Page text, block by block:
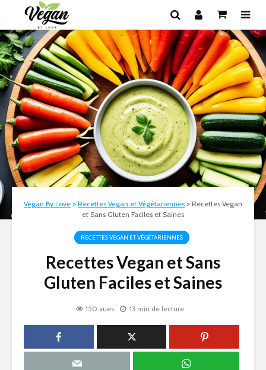
Végan By Love > Recettes Vegan et Végétariennes > Recettes Vegan
et Sans Gluten Faciles et Saines
RECETTES VEGAN ET VÉGÉTARIENNES
Recettes Vegan et Sans
Gluten Faciles et Saines
150 vues 13 min de lecture